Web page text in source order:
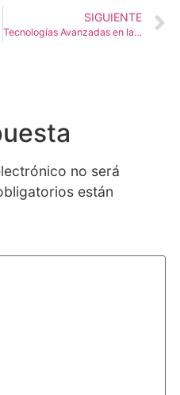
SIGUIENTE
Tecnologías Avanzadas en la Industria Farmacéutica: IoT, IA y Monitoreo en Tiempo Real
no será
están